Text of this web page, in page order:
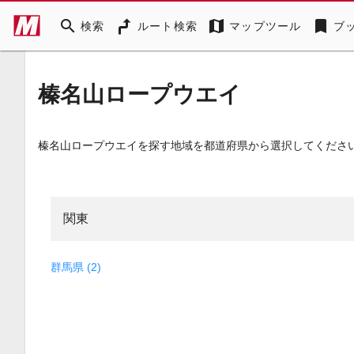
search 検索 ルート検索 map マップツール bookmark ブ
榛名山ロープウエイ
榛名山ロープウエイを探す地域を都道府県から選択してくださ
関東
群馬県 (2)